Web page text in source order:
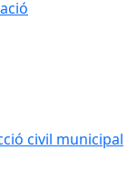
civil municipal